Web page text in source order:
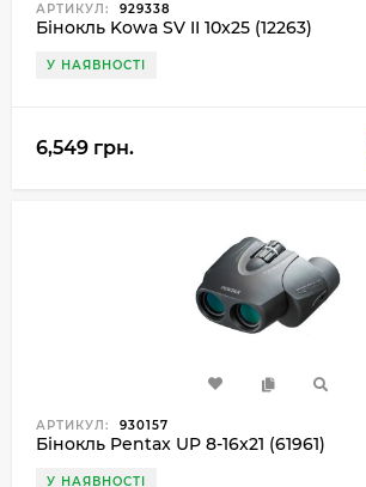
АРТИКУЛ: 929338
Бінокль Kowa SV II 10x25 (12263)
У НАЯВНОСТІ
6,549 грн.
АРТИКУЛ: 930157
Бінокль Pentax UP 8-16x21 (61961)
У НАЯВНОСТІ